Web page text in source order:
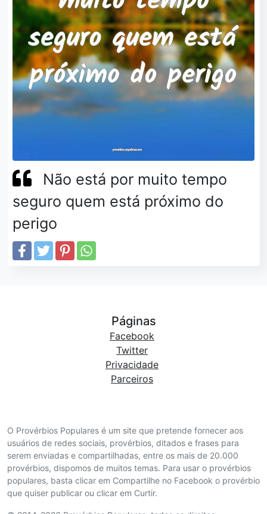
Não está por muito tempo
seguro quem está próximo do
perigo
O Provérbios Populares é um site que pretende fornecer aos
usuários de redes sociais, provérbios, ditados e frases para
serem enviadas e compartilhadas, entre os mais de 20.000
provérbios, dispomos de muitos temas. Para usar o provérbios
populares, basta clicar em Compartilhe no Facebook o provérbio
que quiser publicar ou clicar em Curtir.
Páginas
Facebook
Twitter
Privacidade
Parceiros